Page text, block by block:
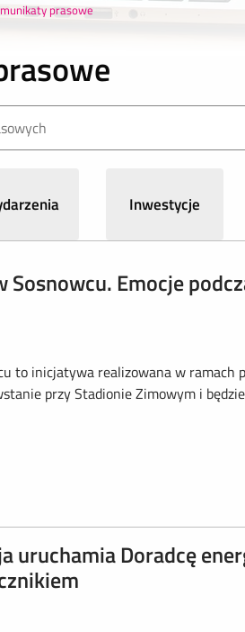
prasowe
Inwestycje
Sosnowcu. Emocje
to inicjatywa realizowana w ramach
przy Stadionie Zimowym i
uruchamia Doradcę